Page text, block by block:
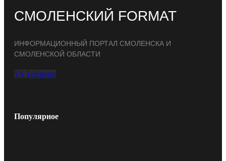
СМОЛЕНСКИЙ FORMAT
ИНФОРМАЦИОННЫЙ ПОРТАЛ СМОЛЕНСКА И
СМОЛЕНСКОЙ ОБЛАСТИ
Vk Telegram
Популярное